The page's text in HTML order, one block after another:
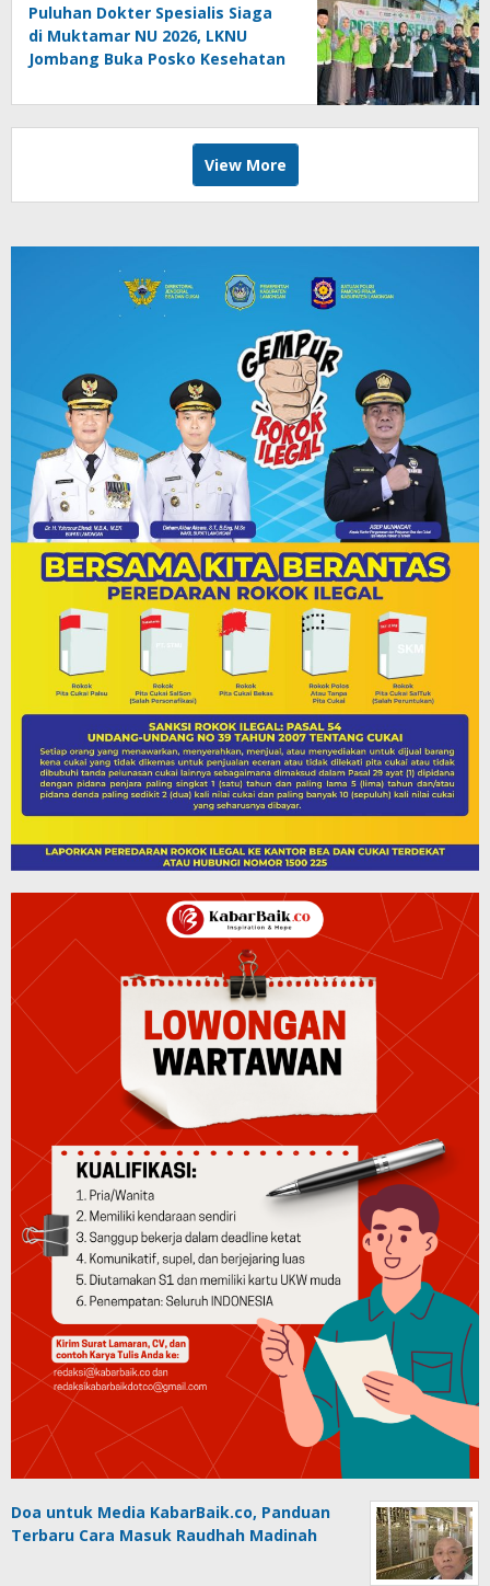
Puluhan Dokter Spesialis Siaga
di Muktamar NU 2026, LKNU
Jombang Buka Posko Kesehatan
View More
Doa untuk Media KabarBaik.co, Panduan
Terbaru Cara Masuk Raudhah Madinah